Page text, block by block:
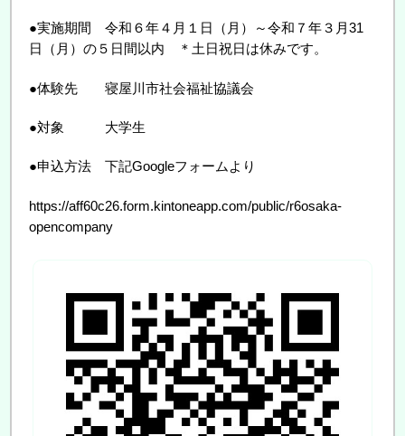
●実施期間 令和６年４月１日（月）～令和７年３月31
日（月）の５日間以内 ＊土日祝日は休みです。
●体験先 寝屋川市社会福祉協議会
●対象 大学生
●申込方法 下記Googleフォームより
https://aff60c26.form.kintoneapp.com/public/r6osaka-
opencompany